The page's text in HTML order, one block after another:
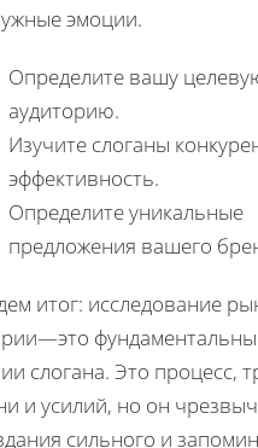
эмоции.
Определите вашу
аудиторию.
Изучите слоганы
эффективность.
Определите уникальные
предложения вашего
итог: исследование
слогана. Это процесс,
и усилий, но он
сильного и